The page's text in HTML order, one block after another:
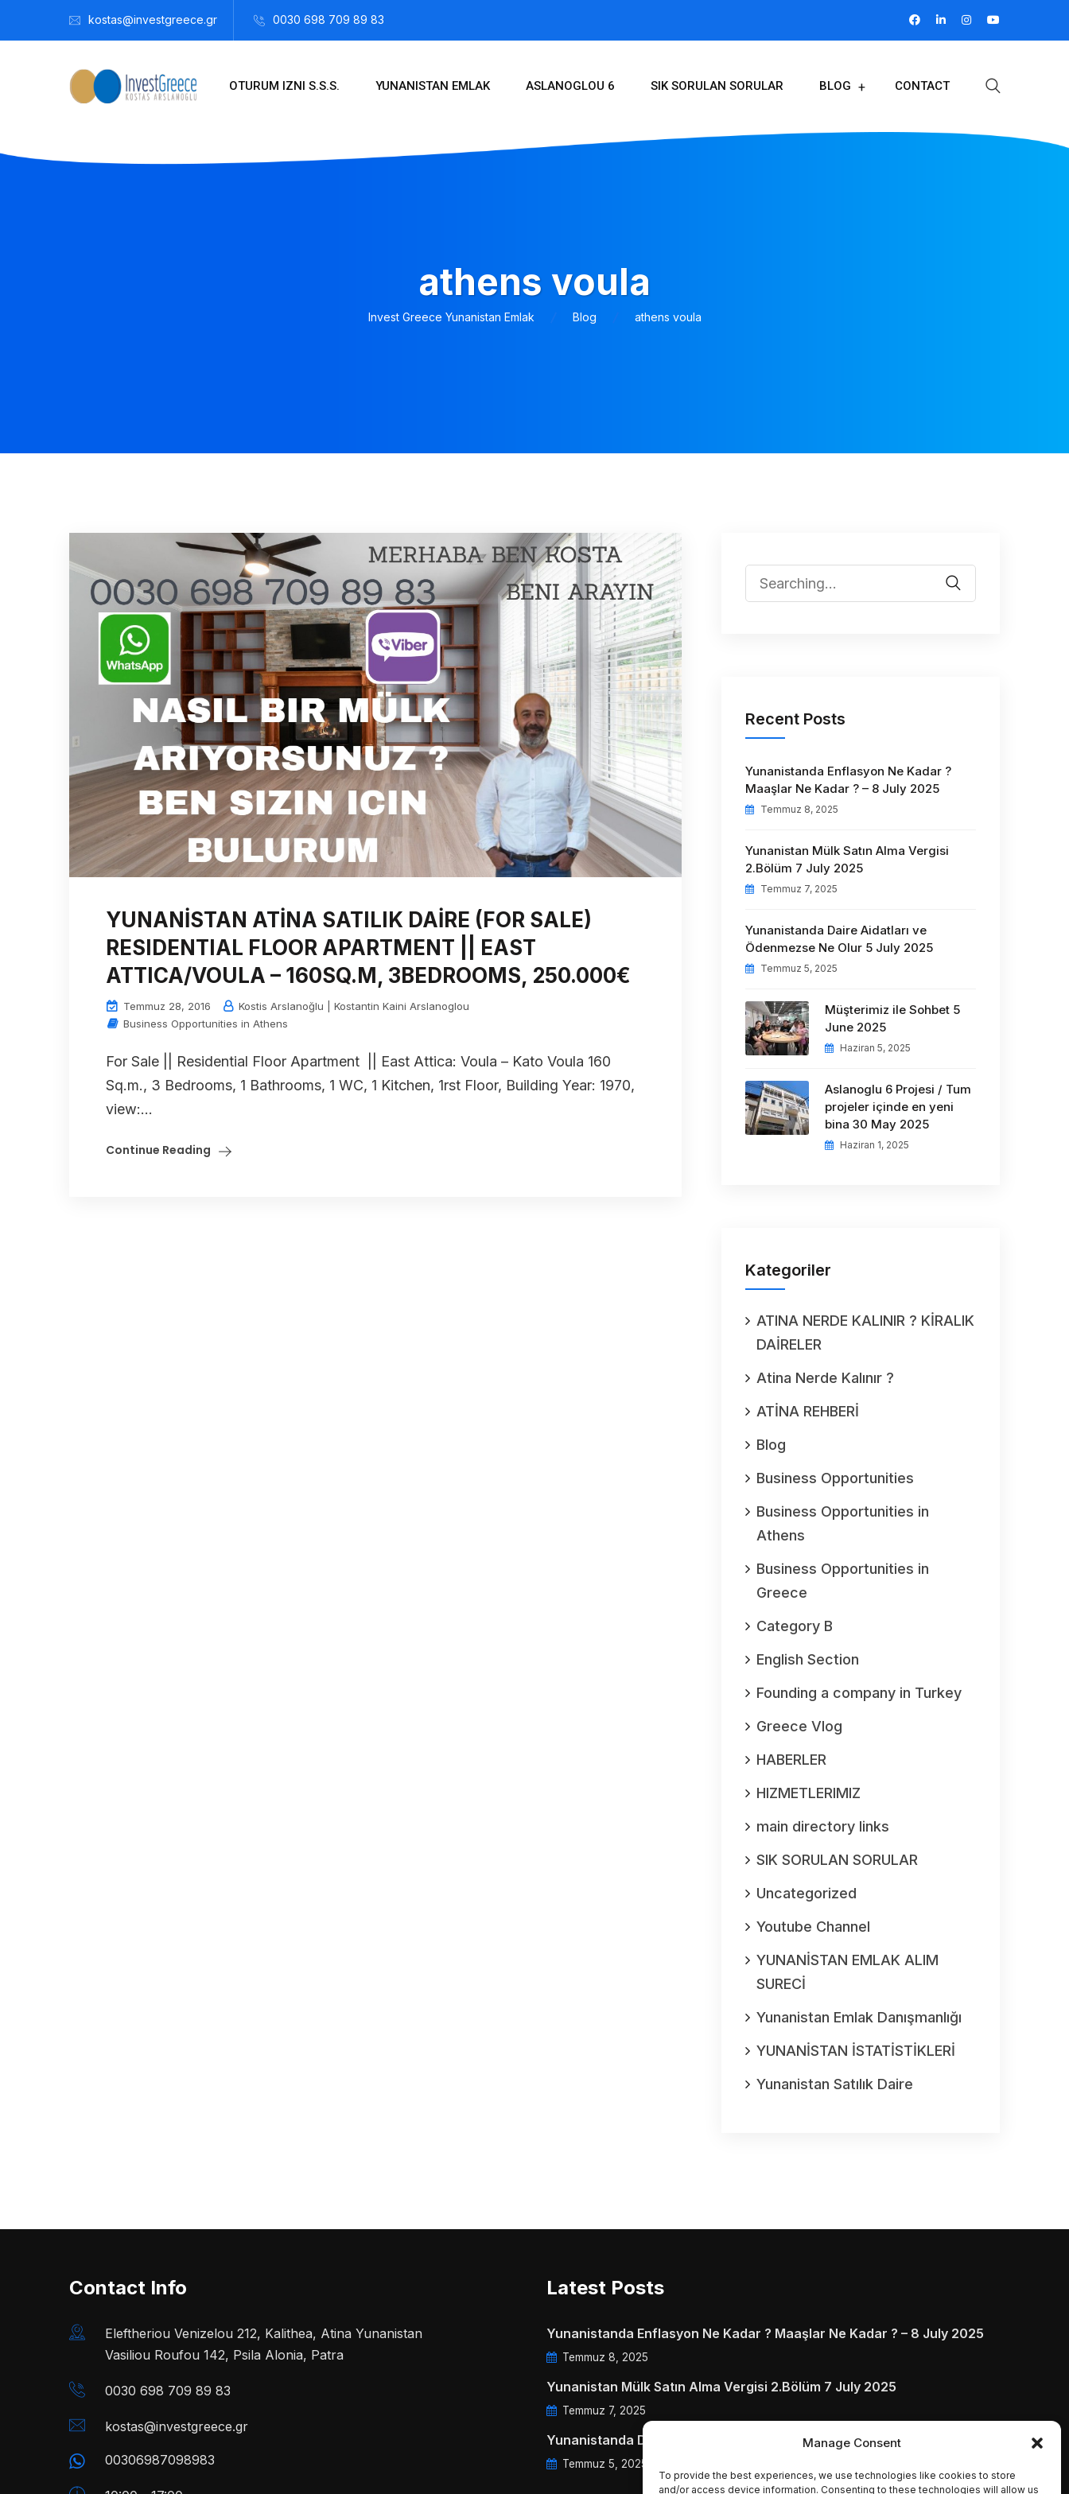
Manage Consent
To provide the best experiences, we use technologies like cookies to store
and/or access device information. Consenting to these technologies will allow us
kostas@investgreece.gr 0030 698 709 89 83
OTURUM IZNI S.S.S. YUNANISTAN EMLAK ASLANOGLOU 6 SIK SORULAN SORULAR BLOG CONTACT
athens voula
Invest Greece Yunanistan Emlak Blog athens voula
YUNANİSTAN ATİNA SATILIK DAİRE (FOR SALE)
RESIDENTIAL FLOOR APARTMENT || EAST
ATTICA/VOULA – 160SQ.M, 3BEDROOMS, 250.000€
Temmuz 28, 2016
Kostis Arslanoğlu | Kostantin Kaini Arslanoglou
Business Opportunities in Athens
For Sale || Residential Floor Apartment || East Attica: Voula – Kato Voula 160
Sq.m., 3 Bedrooms, 1 Bathrooms, 1 WC, 1 Kitchen, 1rst Floor, Building Year: 1970,
view:...
Continue Reading
Recent Posts
Yunanistanda Enflasyon Ne Kadar ?
Maaşlar Ne Kadar ? – 8 July 2025
Temmuz 8, 2025
Yunanistan Mülk Satın Alma Vergisi
2.Bölüm 7 July 2025
Temmuz 7, 2025
Yunanistanda Daire Aidatları ve
Ödenmezse Ne Olur 5 July 2025
Temmuz 5, 2025
Müşterimiz ile Sohbet 5
June 2025
Haziran 5, 2025
Aslanoglu 6 Projesi / Tum
projeler içinde en yeni
bina 30 May 2025
Haziran 1, 2025
Kategoriler
ATINA NERDE KALINIR ? KİRALIK
DAİRELER
Atina Nerde Kalınır ?
ATİNA REHBERİ
Blog
Business Opportunities
Business Opportunities in
Athens
Business Opportunities in
Greece
Category B
English Section
Founding a company in Turkey
Greece Vlog
HABERLER
HIZMETLERIMIZ
main directory links
SIK SORULAN SORULAR
Uncategorized
Youtube Channel
YUNANİSTAN EMLAK ALIM
SURECİ
Yunanistan Emlak Danışmanlığı
YUNANİSTAN İSTATİSTİKLERİ
Yunanistan Satılık Daire
Contact Info
Eleftheriou Venizelou 212, Kalithea, Atina Yunanistan
Vasiliou Roufou 142, Psila Alonia, Patra
0030 698 709 89 83
kostas@investgreece.gr
00306987098983
Latest Posts
Yunanistanda Enflasyon Ne Kadar ? Maaşlar Ne Kadar ? – 8 July 2025
Temmuz 8, 2025
Yunanistan Mülk Satın Alma Vergisi 2.Bölüm 7 July 2025
Temmuz 7, 2025
Yunanistanda Daire Aidatları ve Ödenmezse Ne Olur 5 July 2025
Temmuz 5, 2025